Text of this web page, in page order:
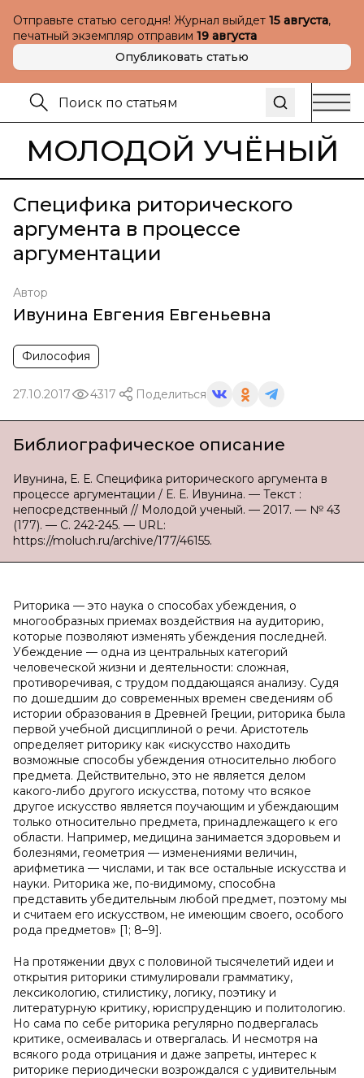
Отправьте статью сегодня! Журнал выйдет 15 августа,
печатный экземпляр отправим 19 августа
Опубликовать статью
МОЛОДОЙ УЧЁНЫЙ
Специфика риторического
аргумента в процессе
аргументации
Автор
Ивунина Евгения Евгеньевна
Философия
27.10.2017 4317 Поделиться
Библиографическое описание
Ивунина, Е. Е. Специфика риторического аргумента в
процессе аргументации / Е. Е. Ивунина. — Текст :
непосредственный // Молодой ученый. — 2017. — № 43
(177). — С. 242-245. — URL:
https://moluch.ru/archive/177/46155.
Риторика — это наука о способах убеждения, о
многообразных приемах воздействия на аудиторию,
которые позволяют изменять убеждения последней.
Убеждение — одна из центральных категорий
человеческой жизни и деятельности: сложная,
противоречивая, с трудом поддающаяся анализу. Судя
по дошедшим до современных времен сведениям об
истории образования в Древней Греции, риторика была
первой учебной дисциплиной о речи. Аристотель
определяет риторику как «искусство находить
возможные способы убеждения относительно любого
предмета. Действительно, это не является делом
какого-либо другого искусства, потому что всякое
другое искусство является поучающим и убеждающим
только относительно предмета, принадлежащего к его
области. Например, медицина занимается здоровьем и
болезнями, геометрия — изменениями величин,
арифметика — числами, и так все остальные искусства и
науки. Риторика же, по-видимому, способна
представить убедительным любой предмет, поэтому мы
и считаем его искусством, не имеющим своего, особого
рода предметов» [1; 8–9].
На протяжении двух с половиной тысячелетий идеи и
открытия риторики стимулировали грамматику,
лексикологию, стилистику, логику, поэтику и
литературную критику, юриспруденцию и политологию.
Но сама по себе риторика регулярно подвергалась
критике, осмеивалась и отвергалась. И несмотря на
всякого рода отрицания и даже запреты, интерес к
риторике периодически возрождался с удивительным